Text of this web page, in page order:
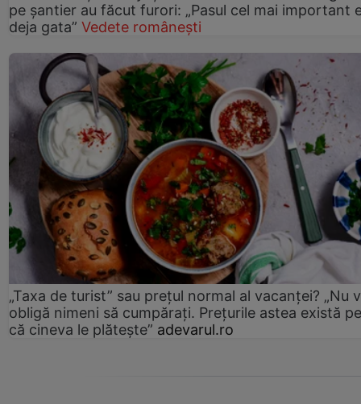
pe șantier au făcut furori: „Pasul cel mai important
deja gata” Vedete românești
„Taxa de turist” sau prețul normal al vacanței? „Nu
obligă nimeni să cumpărați. Prețurile astea există
că cineva le plătește” adevarul.ro